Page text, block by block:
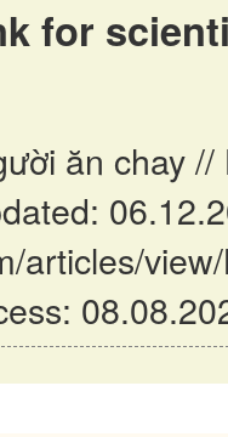
for
ăn chay
articles/